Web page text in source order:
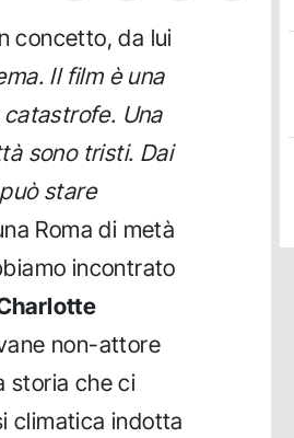
concetto, da lui
Il film è una
Una
sono tristi. Dai
stare
Roma di metà
incontrato
non-attore
storia che ci
climatica indotta